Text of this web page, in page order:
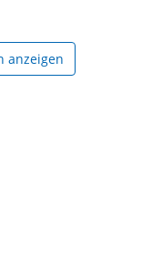
anzeigen